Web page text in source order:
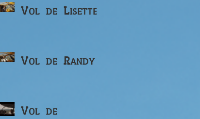
Vol de Lisette
Vol de Randy
Vol de